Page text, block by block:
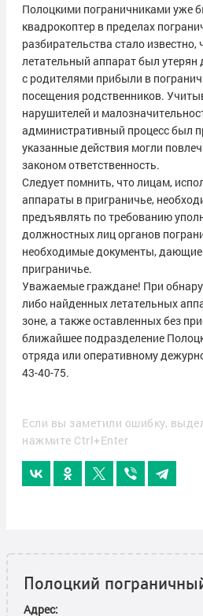
Полоцкими пограничниками уже
квадрокоптер в пределах
разбирательства стало известно,
летательный аппарат был утерян
с родителями прибыли в
посещения родственников.
нарушителей и
административный процесс был
указанные действия могли
законом ответственность.
Следует помнить, что лицам,
аппараты в приграничье,
предъявлять по требованию
должностных лиц органов
необходимые документы,
приграничье.
Уважаемые граждане! При
либо найденных летательных
зоне, а также оставленных без
ближайшее подразделение
отряда или оперативному
43-40-75.
Если вы заметили ошибку,
нажмите Ctrl+Enter
Полоцкий
Адрес: